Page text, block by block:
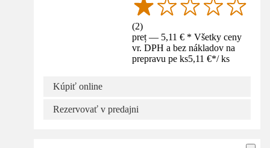
(2)
preț — 5,11 € * Všetky ceny
vr. DPH a bez nákladov na
prepravu pe ks5,11 €*/ ks
Kúpiť online
Rezervovať v predajni